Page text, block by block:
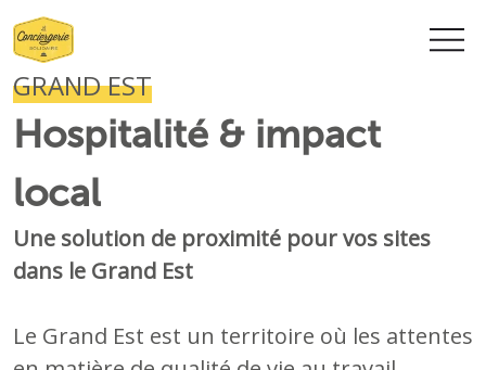
GRAND EST
Hospitalité & impact
local
Une solution de proximité pour vos sites
dans le Grand Est
Le Grand Est est un territoire où les attentes